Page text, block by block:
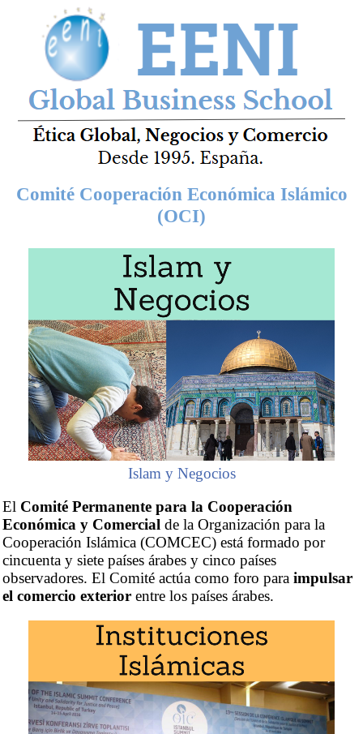
Comité Cooperación Económica Islámico
(OCI)
Islam y Negocios
El Comité Permanente para la Cooperación
Económica y Comercial de la Organización para la
Cooperación Islámica (COMCEC) está formado por
cincuenta y siete países árabes y cinco países
observadores. El Comité actúa como foro para impulsar
el comercio exterior entre los países árabes.